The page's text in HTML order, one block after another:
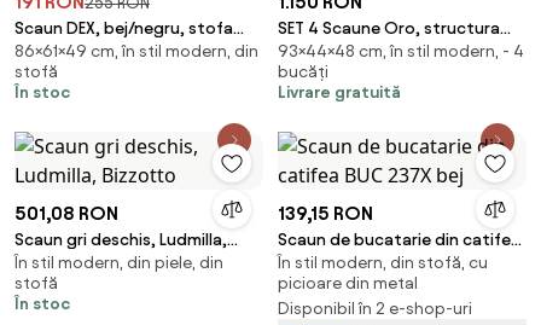
Scaun DEX, bej/negru, stofa
catifelata/metal, 61x49x86 cm
86×61×49 cm, în stil modern, din
stofă
În stoc
SET 4 Scaune Oro, structura
metalica, catifea - GRI
93×44×48 cm, în stil modern, - 4
bucăți
Livrare gratuită
501,08 RON
Scaun gri deschis, Ludmilla,
Bizzotto
În stil modern, din piele, din
stofă
În stoc
139,15 RON
Scaun de bucatarie din catifea
BUC 237X bej
În stil modern, din stofă, cu
picioare din metal
Disponibil în 2 e-shop-uri